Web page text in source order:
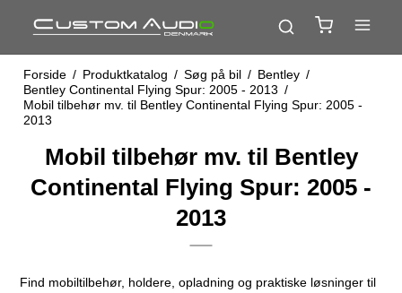
Forside / Produktkatalog / Søg på bil / Bentley /
Bentley Continental Flying Spur: 2005 - 2013 /
Mobil tilbehør mv. til Bentley Continental Flying Spur: 2005 -
2013
Mobil tilbehør mv. til Bentley
Continental Flying Spur: 2005 -
2013
Find mobiltilbehør, holdere, opladning og praktiske løsninger til